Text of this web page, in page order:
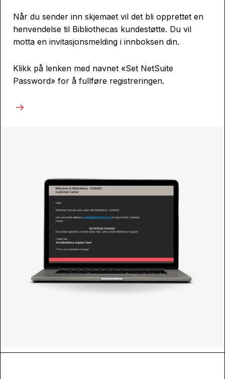
Når du sender inn skjemaet vil det bli opprettet en
henvendelse til Bibliothecas kundestøtte. Du vil
motta en invitasjonsmelding i innboksen din.
Klikk på lenken med navnet «Set NetSuite
Password» for å fullføre registreringen.